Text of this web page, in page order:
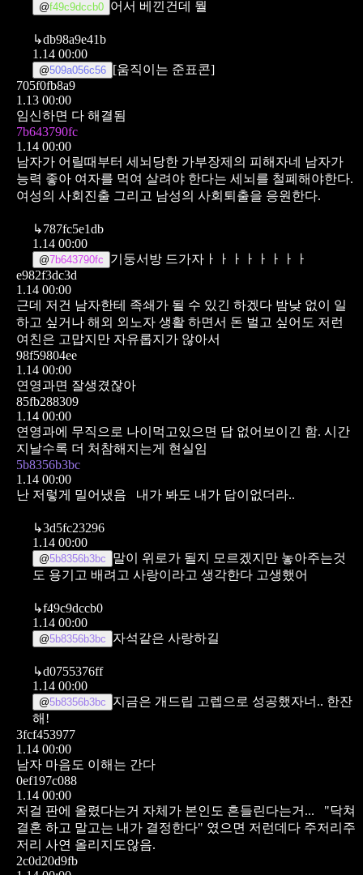
@f49c9dccb0 어서 베낀건데 뭘
↳db98a9e41b
1.14 00:00
@509a056c56 [움직이는 준표콘]
705f0fb8a9
1.13 00:00
임신하면 다 해결됨
7b643790fc
1.14 00:00
남자가 어릴때부터 세뇌당한 가부장제의 피해자네 남자가
능력 좋아 여자를 먹여 살려야 한다는 세뇌를 철폐해야한다.
여성의 사회진출 그리고 남성의 사회퇴출을 응원한다.
↳787fc5e1db
1.14 00:00
@7b643790fc
기둥서방 드가자ㅏㅏㅏㅏㅏㅏㅏㅏ
e982f3dc3d
1.14 00:00
근데 저건 남자한테 족쇄가 될 수 있긴 하겠다 밤낮 없이 일
하고 싶거나 해외 외노자 생활 하면서 돈 벌고 싶어도 저런
여친은 고맙지만 자유롭지가 않아서
98f59804ee
1.14 00:00
연영과면 잘생겼잖아
85fb288309
1.14 00:00
연영과에 무직으로 나이먹고있으면 답 없어보이긴 함. 시간
지날수록 더 처참해지는게 현실임
5b8356b3bc
1.14 00:00
난 저렇게 밀어냈음
내가 봐도 내가 답이없더라..
↳3d5fc23296
1.14 00:00
@5b8356b3bc
말이 위로가 될지 모르겠지만 놓아주는것
도 용기고 배려고 사랑이라고 생각한다 고생했어
↳f49c9dccb0
1.14 00:00
@5b8356b3bc 자석같은 사랑하길
↳d0755376ff
1.14 00:00
@5b8356b3bc
지금은 개드립 고렙으로 성공했자너.. 한잔
해!
3fcf453977
1.14 00:00
남자 마음도 이해는 간다
0ef197c088
1.14 00:00
저걸 판에 올렸다는거 자체가 본인도 흔들린다는거...
"닥쳐
결혼 하고 말고는 내가 결정한다" 였으면 저런데다 주저리주
저리 사연 올리지도않음.
2c0d20d9fb